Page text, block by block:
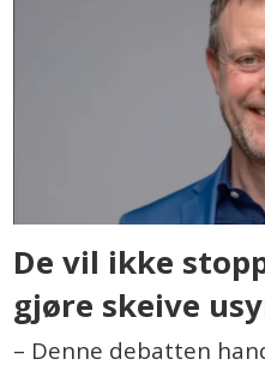
De vil ikke
gjøre skeive
– Denne debatten